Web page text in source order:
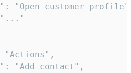
"Open customer
"Actions",
"Add contact",